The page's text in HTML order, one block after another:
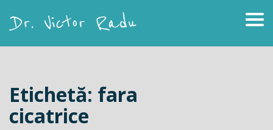
Etichetă: fara
cicatrice